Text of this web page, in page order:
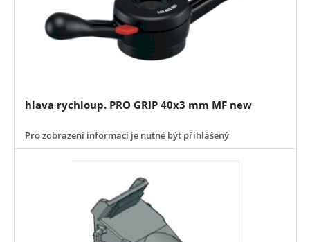
hlava rychloup. PRO GRIP 40x3 mm MF new
Pro zobrazení informací je nutné být přihlášený